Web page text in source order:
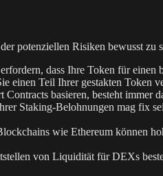
potenziellen Risiken bewusst zu
dass Ihre Token für einen
einen Teil Ihrer gestakten Token
basieren, besteht immer
Staking-Belohnungen mag fix
wie Ethereum können
von Liquidität für DEXs